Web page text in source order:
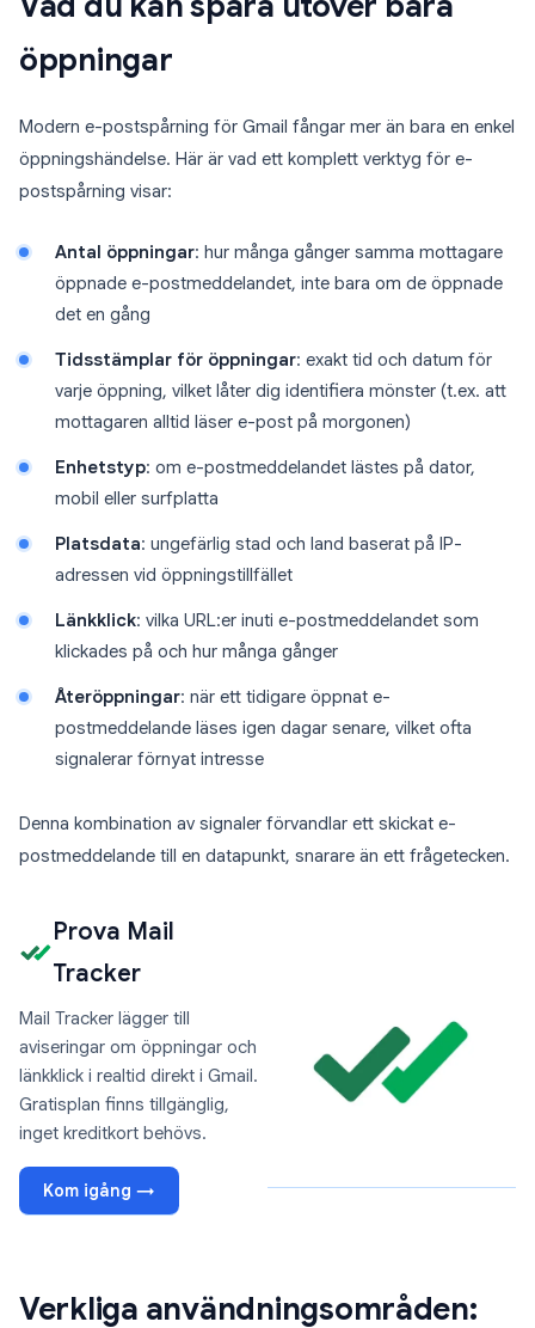
öppningar
Modern e-postspårning för Gmail fångar mer än bara en enkel
öppningshändelse. Här är vad ett komplett verktyg för e-
postspårning visar:
Antal öppningar: hur många gånger samma mottagare
öppnade e-postmeddelandet, inte bara om de öppnade
det en gång
Tidsstämplar för öppningar: exakt tid och datum för
varje öppning, vilket låter dig identifiera mönster (t.ex. att
mottagaren alltid läser e-post på morgonen)
Enhetstyp: om e-postmeddelandet lästes på dator,
mobil eller surfplatta
Platsdata: ungefärlig stad och land baserat på IP-
adressen vid öppningstillfället
Länkklick: vilka URL:er inuti e-postmeddelandet som
klickades på och hur många gånger
Återöppningar: när ett tidigare öppnat e-
postmeddelande läses igen dagar senare, vilket ofta
signalerar förnyat intresse
Denna kombination av signaler förvandlar ett skickat e-
postmeddelande till en datapunkt, snarare än ett frågetecken.
Prova Mail
Tracker
Mail Tracker lägger till
aviseringar om öppningar och
länkklick i realtid direkt i Gmail.
Gratisplan finns tillgänglig,
inget kreditkort behövs.
Kom igång →
Verkliga användningsområden: